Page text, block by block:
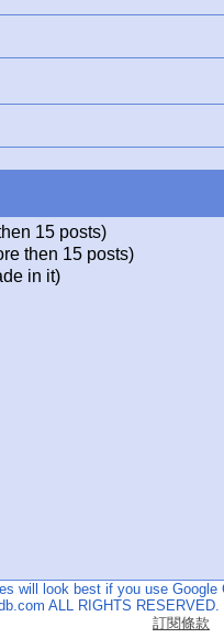
15 posts)
then 15 posts)
in it)
will look best if you use Google
ALL RIGHTS
訂閱條款